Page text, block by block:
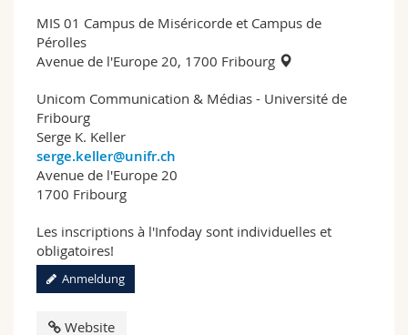
MIS 01 Campus de Miséricorde et Campus de
Pérolles
Avenue de l'Europe 20, 1700 Fribourg
Unicom Communication & Médias - Université de
Fribourg
Serge K. Keller
serge.keller@unifr.ch
Avenue de l'Europe 20
1700 Fribourg
Les inscriptions à l'Infoday sont individuelles et
obligatoires!
Anmeldung
Website